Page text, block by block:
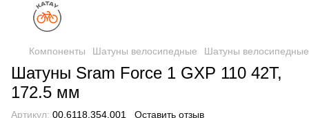
Компоненты Шатуны велосипедные Шатуны
Шатуны Sram Force 1 GXP 110 42T,
172.5 мм
Артикул: 00.6118.354.001 Оставить отзыв